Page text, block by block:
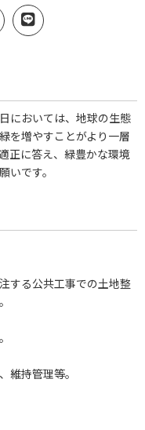
においては、地球の生態
を増やすことがより一層
正に答え、緑豊かな環境
いです。
する公共工事での土地整
維持管理等。